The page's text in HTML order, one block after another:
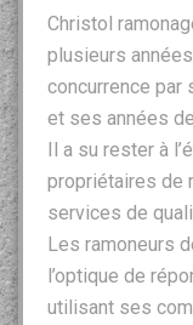
Christol
plusieurs
concurrence par
et ses années
Il a su rester à
propriétaires de
services de
Les ramoneurs
l’optique de
utilisant ses